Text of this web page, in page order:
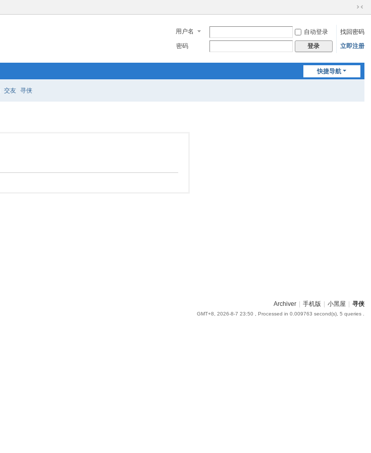
切
到
窄
用户名 自动登录
找回密码
密码
登录 立即注册
快捷导航
交友 寻侠
Archiver 手机版 小黑屋 寻侠
GMT+8, 2026-8-7 23:50 , Processed in 0.009763 second(s), 5 queries .